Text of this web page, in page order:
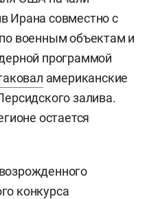
Ирана совместно с
военным объектам и
программой
американские
залива.
остается
конкурса